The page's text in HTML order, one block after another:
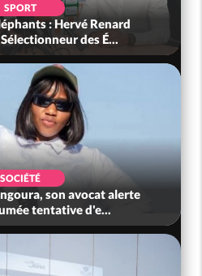
SOCIÉTÉ
période légale des
10 au 31 août 2...
SOCIÉTÉ
le Cameroun principaux
produits de la r...